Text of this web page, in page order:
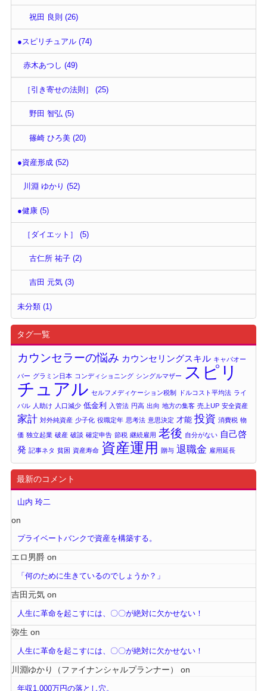
祝田 良則 (26)
●スピリチュアル (74)
赤木あつし (49)
［引き寄せの法則］ (25)
野田 智弘 (5)
篠崎 ひろ美 (20)
●資産形成 (52)
川淵 ゆかり (52)
●健康 (5)
［ダイエット］ (5)
古仁所 祐子 (2)
吉田 元気 (3)
未分類 (1)
タグ一覧
カウンセラーの悩み カウンセリングスキル キャパオー
バー グラミン日本 コンディショニング シングルマザー
スピリ
チュアル セルフメディケーション税制 ドルコスト平均法 ライ
バル
人助け 人口減少 低金利 入管法 円高 出向 地方の集客 売上UP 安全資産
家計 対外純資産 少子化 役職定年 思考法 意思決定 才能 投資 消費税 物
価 独立起業 破産 破談 確定申告 節税 継続雇用 老後 自分がない 自己啓
発 記事ネタ 貧困 資産寿命 資産運用 贈与 退職金 雇用延長
最新のコメント
山内 玲二
on
プライベートバンクで資産を構築する。
エロ男爵 on
「何のために生きているのでしょうか？」
吉田元気 on
人生に革命を起こすには、〇〇が絶対に欠かせない！
弥生 on
人生に革命を起こすには、〇〇が絶対に欠かせない！
川淵ゆかり（ファイナンシャルプランナー） on
年収1,000万円の落とし穴。